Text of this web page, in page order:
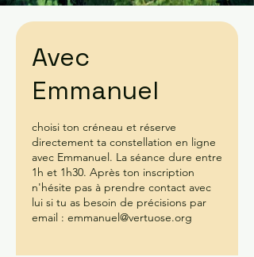
Avec
Emmanuel
choisi ton créneau et réserve
directement ta constellation en ligne
avec Emmanuel. La séance dure entre
1h et 1h30. Après ton inscription
n'hésite pas à prendre contact avec
lui si tu as besoin de précisions par
email : emmanuel@vertuose.org